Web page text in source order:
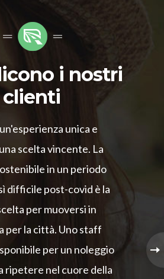
i nostri
clienti
unica e
scelta vincente. La
in un periodo
difficile post-covid è la
per muoversi in
per la città. Uno staff
per un noleggio
ripetere nel cuore della